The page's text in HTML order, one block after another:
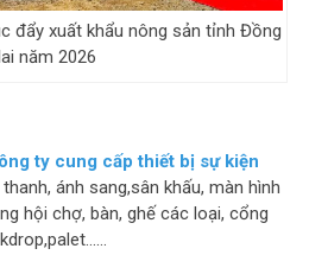
đẩy xuất khẩu nông sản tỉnh Đồng
năm 2026
ty cung cấp thiết bị sự kiện
ánh sang,sân khấu, màn hình
hội chợ, bàn, ghế các loại, cổng